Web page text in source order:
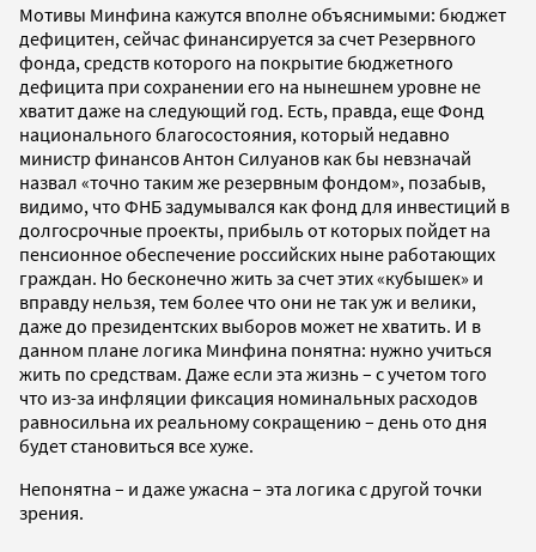
Мотивы Минфина кажутся вполне объяснимыми: бюджет
дефицитен, сейчас финансируется за счет Резервного
фонда, средств которого на покрытие бюджетного
дефицита при сохранении его на нынешнем уровне не
хватит даже на следующий год. Есть, правда, еще Фонд
национального благосостояния, который недавно
министр финансов Антон Силуанов как бы невзначай
назвал «точно таким же резервным фондом», позабыв,
видимо, что ФНБ задумывался как фонд для инвестиций в
долгосрочные проекты, прибыль от которых пойдет на
пенсионное обеспечение российских ныне работающих
граждан. Но бесконечно жить за счет этих «кубышек» и
вправду нельзя, тем более что они не так уж и велики,
даже до президентских выборов может не хватить. И в
данном плане логика Минфина понятна: нужно учиться
жить по средствам. Даже если эта жизнь – с учетом того
что из-за инфляции фиксация номинальных расходов
равносильна их реальному сокращению – день ото дня
будет становиться все хуже.
Непонятна – и даже ужасна – эта логика с другой точки
зрения.